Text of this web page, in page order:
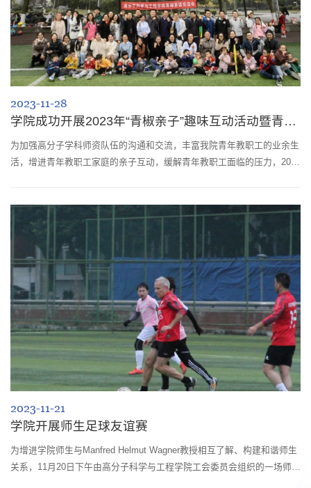
2023-11-28
学院成功开展2023年“青椒亲子”趣味互动活动暨青椒茶话交流会
为加强高分子学科师资队伍的沟通和交流，丰富我院青年教职工的业余生
活，增进青年教职工家庭的亲子互动，缓解青年教职工面临的压力，2023
个环节：团建活动、亲子趣味活动和青椒茶话交流会。第一项团建活动环
节中，老师和孩子们在教练的引导下分成三个战队，分别是反物质核弹队
（亲子组）、汪...
2023-11-21
学院开展师生足球友谊赛
为增进学院师生与Manfred Helmut Wagner教授相互了解、构建和谐师生
关系，11月20日下午由高分子科学与工程学院工会委员会组织的一场师生